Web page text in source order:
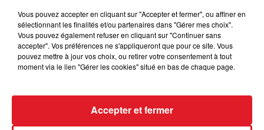
BÉTHUNE: ENQUÊTE POUR HOMICIDE
Vous pouvez accepter en cliquant sur "Accepter et fermer", ou affiner en
sélectionnant les finalités et/ou partenaires dans "Gérer mes choix".
Vous pouvez également refuser en cliquant sur "Continuer sans
accepter". Vos préférences ne s'appliqueront que pour ce site. Vous
pouvez mettre à jour vos choix, ou retirer votre consentement à tout
moment via le lien "Gérer les cookies" situé en bas de chaque page.
Accepter et fermer